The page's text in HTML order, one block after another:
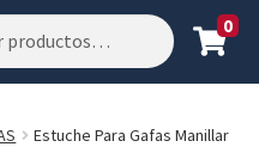
0
Estuche Para Gafas Manillar